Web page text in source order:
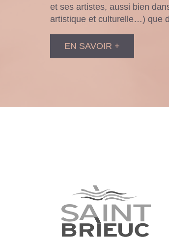
et ses artistes, aussi bien
artistique et culturelle…) que
EN SAVOIR +